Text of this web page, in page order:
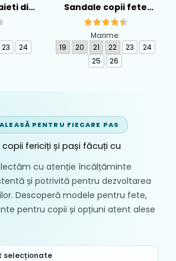
din
A556
23
24
Sandale copii fete
calapod lat din textil
Biomecanics, Roz -
262194-A032
Marime:
19
20 21 22 23
24
25
26
PENTRU FIECARE PAS
fericiți și pași făcuți cu
cu atenție încălțăminte
și potrivită pentru dezvoltarea
Descoperă modele pentru fete,
pentru copii și opțiuni atent alese
selecționate